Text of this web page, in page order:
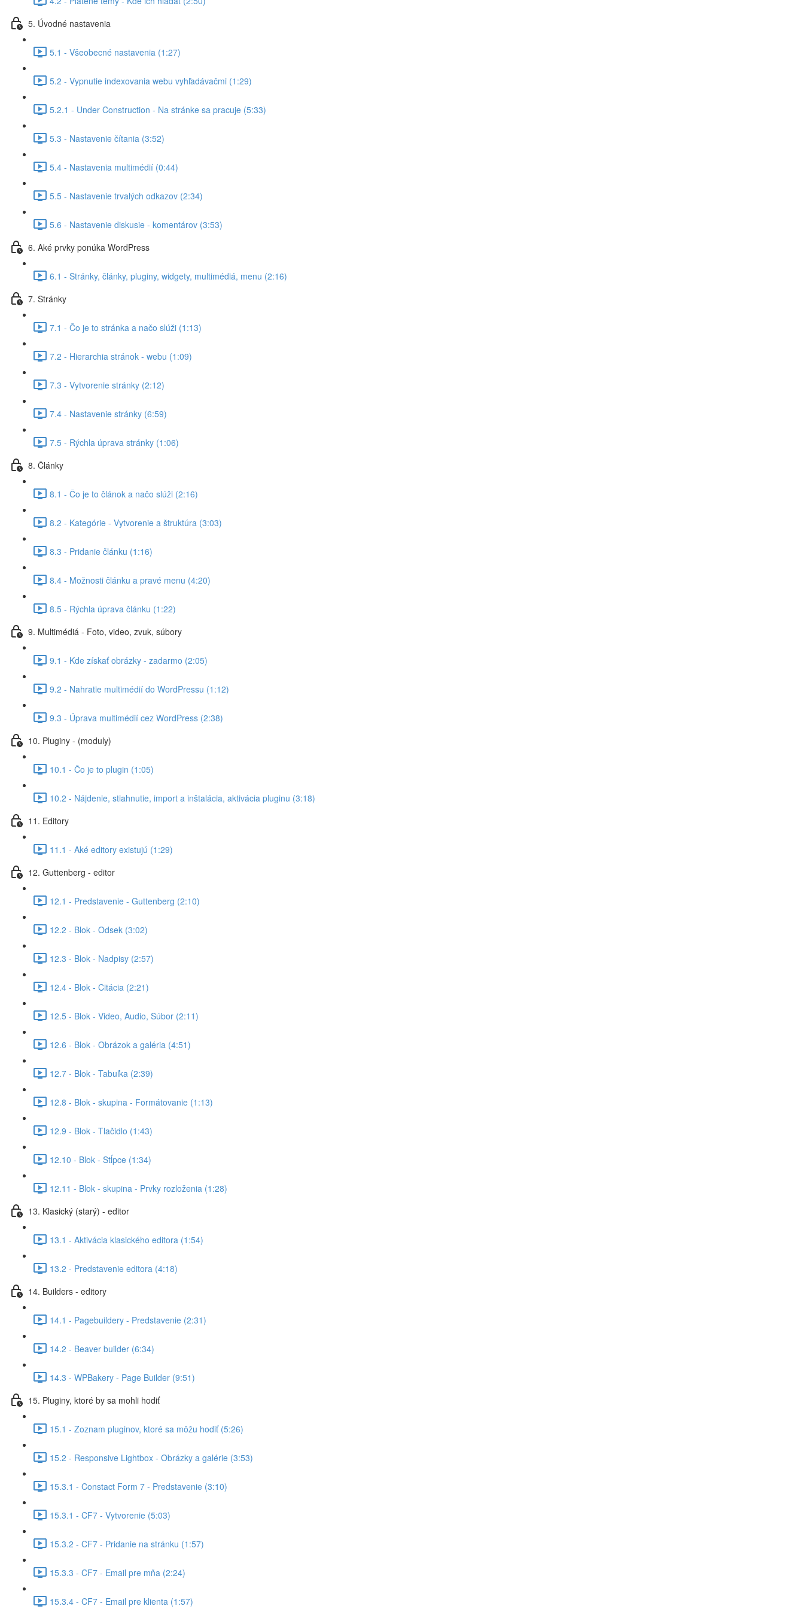
5. Úvodné nastavenia
5.1 - Všeobecné nastavenia (1:27)
5.2 - Vypnutie indexovania webu vyhľadávačmi (1:29)
5.2.1 - Under Construction - Na stránke sa pracuje (5:33)
5.3 - Nastavenie čítania (3:52)
5.4 - Nastavenia multimédií (0:44)
5.5 - Nastavenie trvalých odkazov (2:34)
5.6 - Nastavenie diskusie - komentárov (3:53)
6. Aké prvky ponúka WordPress
6.1 - Stránky, články, pluginy, widgety, multimédiá, menu (2:16)
7. Stránky
7.1 - Čo je to stránka a načo slúži (1:13)
7.2 - Hierarchia stránok - webu (1:09)
7.3 - Vytvorenie stránky (2:12)
7.4 - Nastavenie stránky (6:59)
7.5 - Rýchla úprava stránky (1:06)
8. Články
8.1 - Čo je to článok a načo slúži (2:16)
8.2 - Kategórie - Vytvorenie a štruktúra (3:03)
8.3 - Pridanie článku (1:16)
8.4 - Možnosti článku a pravé menu (4:20)
8.5 - Rýchla úprava článku (1:22)
9. Multimédiá - Foto, video, zvuk, súbory
9.1 - Kde získať obrázky - zadarmo (2:05)
9.2 - Nahratie multimédií do WordPressu (1:12)
9.3 - Úprava multimédií cez WordPress (2:38)
10. Pluginy - (moduly)
10.1 - Čo je to plugin (1:05)
10.2 - Nájdenie, stiahnutie, import a inštalácia, aktivácia pluginu (3:18)
11. Editory
11.1 - Aké editory existujú (1:29)
12. Guttenberg - editor
12.1 - Predstavenie - Guttenberg (2:10)
12.2 - Blok - Odsek (3:02)
12.3 - Blok - Nadpisy (2:57)
12.4 - Blok - Citácia (2:21)
12.5 - Blok - Video, Audio, Súbor (2:11)
12.6 - Blok - Obrázok a galéria (4:51)
12.7 - Blok - Tabuľka (2:39)
12.8 - Blok - skupina - Formátovanie (1:13)
12.9 - Blok - Tlačidlo (1:43)
12.10 - Blok - Stĺpce (1:34)
12.11 - Blok - skupina - Prvky rozloženia (1:28)
13. Klasický (starý) - editor
13.1 - Aktivácia klasického editora (1:54)
13.2 - Predstavenie editora (4:18)
14. Builders - editory
14.1 - Pagebuildery - Predstavenie (2:31)
14.2 - Beaver builder (6:34)
14.3 - WPBakery - Page Builder (9:51)
15. Pluginy, ktoré by sa mohli hodiť
15.1 - Zoznam pluginov, ktoré sa môžu hodiť (5:26)
15.2 - Responsive Lightbox - Obrázky a galérie (3:53)
15.3.1 - Constact Form 7 - Predstavenie (3:10)
15.3.1 - CF7 - Vytvorenie (5:03)
15.3.2 - CF7 - Pridanie na stránku (1:57)
15.3.3 - CF7 - Email pre mňa (2:24)
15.3.4 - CF7 - Email pre klienta (1:57)